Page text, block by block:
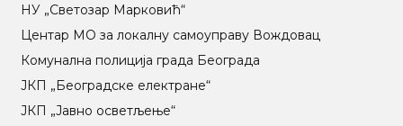
НУ „Светозар Марковић“
Центар МO за локалну самоуправу Вождовац
Комунална полиција града Београда
ЈКП „Београдске електране“
ЈКП „Јавно осветљење“